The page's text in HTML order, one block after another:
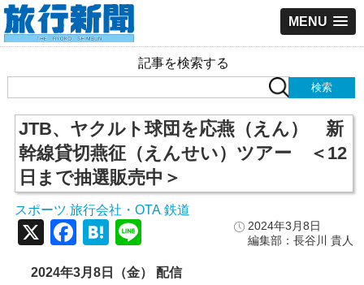
MENU
記事を検索する
JTB、ヤクルト球団を応燕（えん） 新
幹線貸切燕征（えんせい）ツアー ＜12
日まで抽選販売中＞
スポーツ 旅行会社・OTA, 鉄道
2024年3月8日
編集部：長谷川 貴人
X Facebook
Hatena
2024年3月8日（金） 配信